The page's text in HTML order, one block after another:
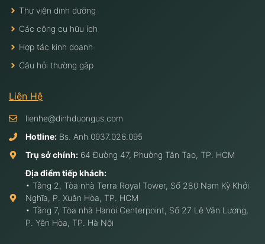
Thư viện dinh dưỡng
Các công cụ hữu ích
Hợp tác kinh doanh
Câu hỏi thường gặp
Liên Hệ
lienhe@dinhduongus.com
Hotline: Bs. Anh 0937.026.095
Trụ sở chính: 64 Đường 47, Phường Tân Tạo, TP. HCM
Địa điểm tiếp khách:
• Tầng 2, Tòa nhà Terra Royal Tower, Số 280 Nam Kỳ Khởi
Nghĩa, P. Xuân Hòa, TP. HCM
• Tầng 7, Tòa nhà Hanoi Centerpoint, Số 27 Lê Văn Lương,
P. Yên Hòa, TP. Hà Nội